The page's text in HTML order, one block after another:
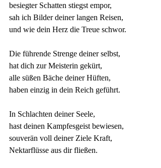
besiegter Schatten stiegst empor,
sah ich Bilder deiner langen Reisen,
und wie dein Herz die Treue schwor.
Die führende Strenge deiner selbst,
hat dich zur Meisterin gekürt,
alle süßen Bäche deiner Hüften,
haben einzig in dein Reich geführt.
In Schlachten deiner Seele,
hast deinen Kampfesgeist bewiesen,
souverän voll deiner Ziele Kraft,
Nektarflüsse aus dir fließen.